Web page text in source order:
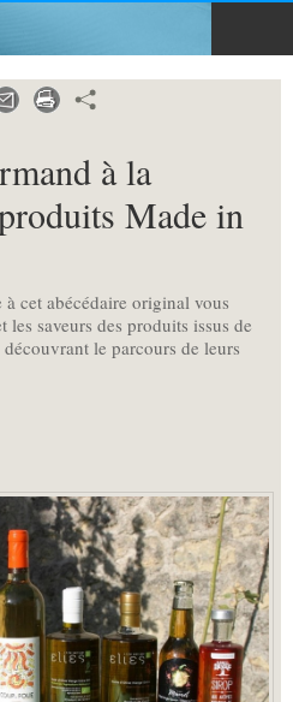
à la
Made in
cet abécédaire original vous
saveurs des produits issus de
le parcours de leurs